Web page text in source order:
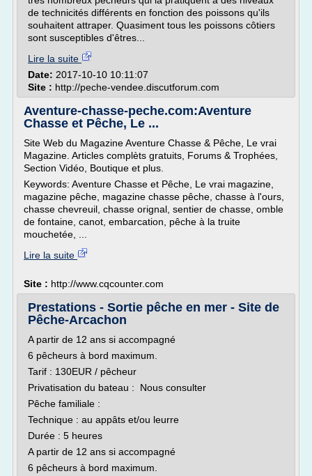
de technicités différents en fonction des poissons qu'ils
souhaitent attraper. Quasiment tous les poissons côtiers
sont susceptibles d'êtres...
Lire la suite
Date: 2017-10-10 10:11:07
Site : http://peche-vendee.discutforum.com
Aventure-chasse-peche.com:Aventure
Chasse et Pêche, Le ...
Site Web du Magazine Aventure Chasse & Pêche, Le vrai
Magazine. Articles complèts gratuits, Forums & Trophées,
Section Vidéo, Boutique et plus.
Keywords: Aventure Chasse et Pêche, Le vrai magazine,
magazine pêche, magazine chasse pêche, chasse à l'ours,
chasse chevreuil, chasse orignal, sentier de chasse, omble
de fontaine, canot, embarcation, pêche à la truite
mouchetée, ...
Lire la suite
Site : http://www.cqcounter.com
Prestations - Sortie pêche en mer - Site de
Pêche-Arcachon
A partir de 12 ans si accompagné
6 pêcheurs à bord maximum.
Tarif : 130EUR / pêcheur
Privatisation du bateau : Nous consulter
Pêche familiale :
Technique : au appâts et/ou leurre
Durée : 5 heures
A partir de 12 ans si accompagné
6 pêcheurs à bord maximum.